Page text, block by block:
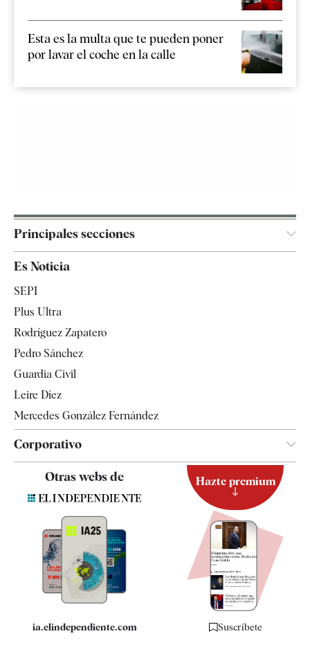
Esta es la multa que te pueden poner
por lavar el coche en la calle
Principales secciones
España
Televisión
Es Noticia
SEPI
Plus Ultra
Rodríguez Zapatero
Pedro Sánchez
Guardia Civil
Leire Díez
Mercedes González Fernández
Corporativo
Contacto
Quiénes somos
Especificaciones
Otras webs de
ia.elindependiente.com
Hazte premium
Suscríbete